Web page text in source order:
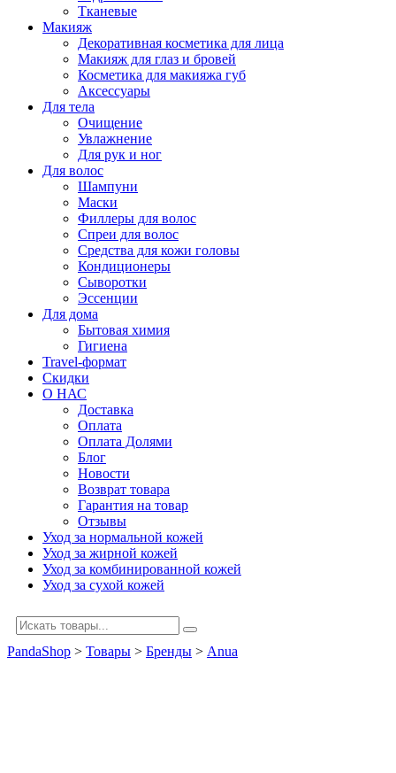
Тканевые
Макияж
Декоративная косметика для лица
Макияж для глаз и бровей
Косметика для макияжа губ
Аксессуары
Для тела
Очищение
Увлажнение
Для рук и ног
Для волос
Шампуни
Маски
Филлеры для волос
Спреи для волос
Средства для кожи головы
Кондиционеры
Сыворотки
Эссенции
Для дома
Бытовая химия
Гигиена
Travel-формат
Скидки
О НАС
Доставка
Оплата
Оплата Долями
Блог
Новости
Возврат товара
Гарантия на товар
Отзывы
Уход за нормальной кожей
Уход за жирной кожей
Уход за комбинированной кожей
Уход за сухой кожей
PandaShop > Товары > Бренды > Anua